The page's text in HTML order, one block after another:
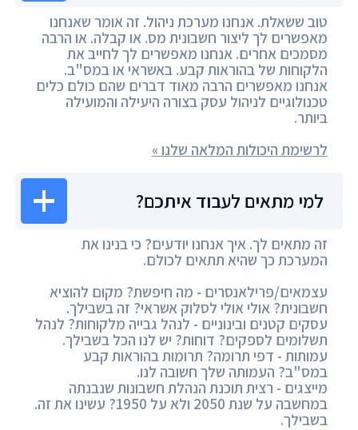
טוב ששאלת. אנחנו מערכת ניהול. זה אומר שאנחנו
מאפשרים לך ליצור חשבונית מס. או קבלה. או הרבה
מסמכים אחרים. אנחנו מאפשרים לך לחייב את
הלקוחות של בהוראות קבע. באשראי או במס"ב.
אנחנו מאפשרים הרבה מאוד דברים שהם כולם כלים
טכנולוגיים לניהול עסק בצורה היעילה והמועילה
ביותר.
לרשימת היכולות המלאה שלנו »
למי מתאים לעבוד איתכם?
זה מתאים לך. איך אנחנו יודעים? כי בנינו את
המערכת כך שהיא תתאים לכולם.
עצמאים/פרילאנסרים - מה חיפשת? מקום להוציא
חשבונית? אולי אולי לסלוק אשראי? זה בשבילך.
עסקים קטנים ובינוניים - לנהל גבייה מלקוחות? לנהל
תשלומים לספקים? דוחות? יש לנו הכל בשבילך.
עמותות - דפי תרומה? תרומות בהוראות קבע
במס"ב? העמותה שלך חשובה לנו.
מייצגים - רצית תוכנת הנהלת חשבונות שנבנתה
במחשבה על שנת 2050 ולא על 1950? עשינו את זה.
בשבילך.